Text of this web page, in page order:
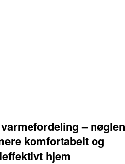
– nøglen
komfortabelt og
hjem